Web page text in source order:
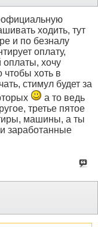
ходить, тут
и по безналу
оплату,
оплаты, хочу
чтобы хоть в
стимул будет за
а то ведь
третье пятое
машины, а ты
заработанные